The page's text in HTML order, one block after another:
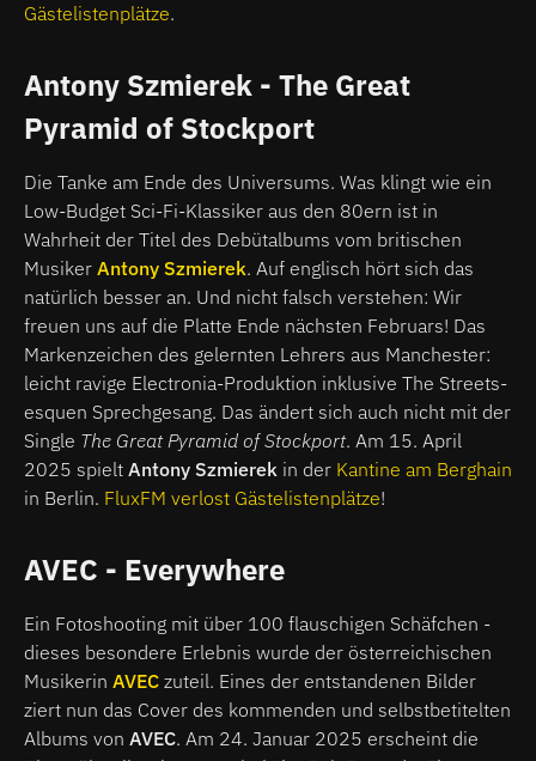
Gästelistenplätze.
Antony Szmierek - The Great
Pyramid of Stockport
Die Tanke am Ende des Universums. Was klingt wie ein
Low-Budget Sci-Fi-Klassiker aus den 80ern ist in
Wahrheit der Titel des Debütalbums vom britischen
Musiker Antony Szmierek. Auf englisch hört sich das
natürlich besser an. Und nicht falsch verstehen: Wir
freuen uns auf die Platte Ende nächsten Februars! Das
Markenzeichen des gelernten Lehrers aus Manchester:
leicht ravige Electronia-Produktion inklusive The Streets-
esquen Sprechgesang. Das ändert sich auch nicht mit der
Single The Great Pyramid of Stockport. Am 15. April
2025 spielt Antony Szmierek in der Kantine am Berghain
in Berlin. FluxFM verlost Gästelistenplätze!
AVEC - Everywhere
Ein Fotoshooting mit über 100 flauschigen Schäfchen -
dieses besondere Erlebnis wurde der österreichischen
Musikerin AVEC zuteil. Eines der entstandenen Bilder
ziert nun das Cover des kommenden und selbstbetitelten
Albums von AVEC. Am 24. Januar 2025 erscheint die